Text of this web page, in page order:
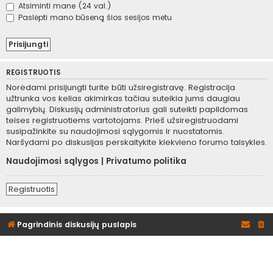
Atsiminti mane (24 val.)
Paslėpti mano būseną šios sesijos metu
REGISTRUOTIS
Norėdami prisijungti turite būti užsiregistravę. Registracija
užtrunka vos kelias akimirkas tačiau suteikia jums daugiau
galimybių. Diskusijų administratorius gali suteikti papildomas
teises registruotiems vartotojams. Prieš užsiregistruodami
susipažinkite su naudojimosi sąlygomis ir nuostatomis.
Naršydami po diskusijas perskaitykite kiekvieno forumo taisykles.
Naudojimosi sąlygos
Privatumo politika
Registruotis
Pagrindinis diskusijų puslapis